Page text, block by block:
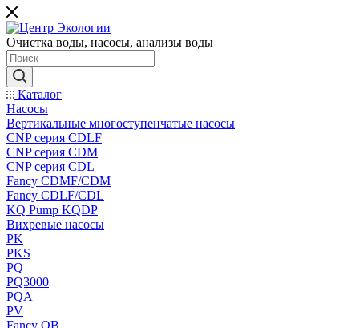
Очистка воды, насосы, анализы воды
Каталог
Насосы
Вертикальные многоступенчатые насосы
CNP серия CDLF
CNP серия CDM
CNP серия CDL
Fancy CDMF/CDM
Fancy CDLF/CDL
KQ Pump KQDP
Вихревые насосы
PK
PKS
PQ
PQ3000
PQA
PV
Fancy QB